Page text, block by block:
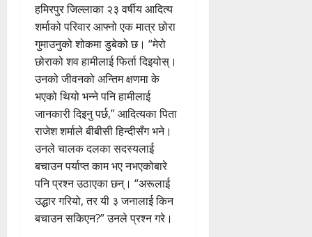
हमिरपुर जिल्लाका २३ वर्षीय आदित्य
शर्माको परिवार आफ्नो एक मात्र छोरा
गुमाउनुको शोकमा डुबेको छ। “मेरो
छोराको शव हामीलाई फिर्ता दिइयोस्।
उनको जीवनको अन्तिम क्षणमा के
भएको थियो भन्ने पनि हामीलाई
जानकारी दिइनु पर्छ,” आदित्यका पिता
राजेश शर्माले बीबीसी हिन्दीसँग भने।
उनले चालक दलका सदस्यलाई
बचाउन पर्याप्त काम भए नभएकोबारे
पनि प्रश्न उठाएका छन्। “अरूलाई
उद्धार गरियो, तर यी ३ जनालाई किन
बचाउन सकिएन?” उनले प्रश्न गरे।